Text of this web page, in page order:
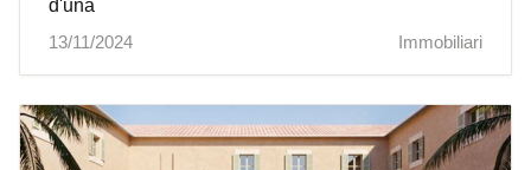
d'una
13/11/2024
Immobiliari